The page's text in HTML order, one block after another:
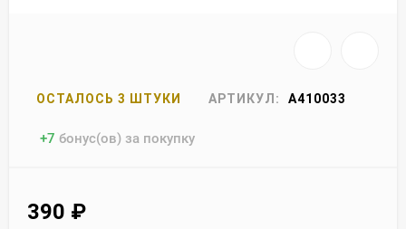
ОСТАЛОСЬ 3 ШТУКИ АРТИКУЛ: A410033
+7 бонус(ов) за покупку
390 ₽